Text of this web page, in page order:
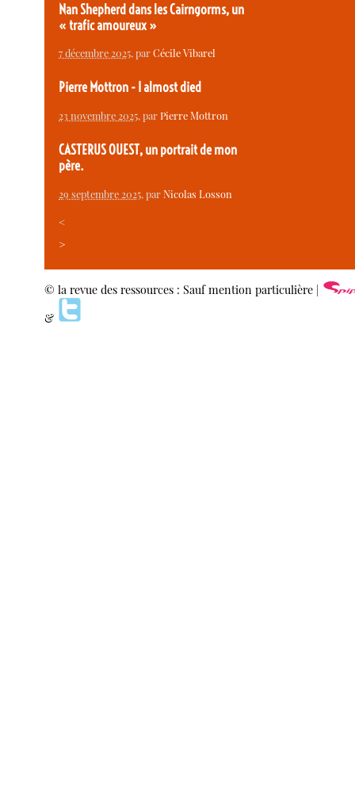
Nan Shepherd dans les Cairngorms, un
« trafic amoureux »
7 décembre 2025, parCécile Vibarel
Pierre Mottron - I almost died
23 novembre 2025, parPierre Mottron
CASTERUS OUEST, un portrait de mon
père.
29 septembre 2025, parNicolas Losson
<
>
© la revue des ressources : Sauf mention particulière |
&